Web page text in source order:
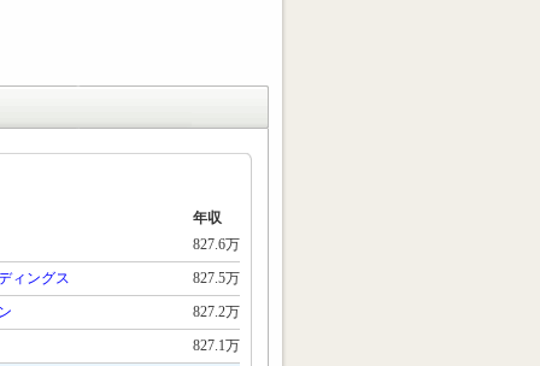
年収
827.6万
ィングス
827.5万
827.2万
827.1万